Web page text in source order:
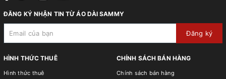
ĐĂNG KÝ NHẬN TIN TỪ ÁO DÀI SAMMY
Đăng ký
HÌNH THỨC THUÊ
Hình thức thuê
CHÍNH SÁCH BÁN HÀNG
Chính sách bán hàng